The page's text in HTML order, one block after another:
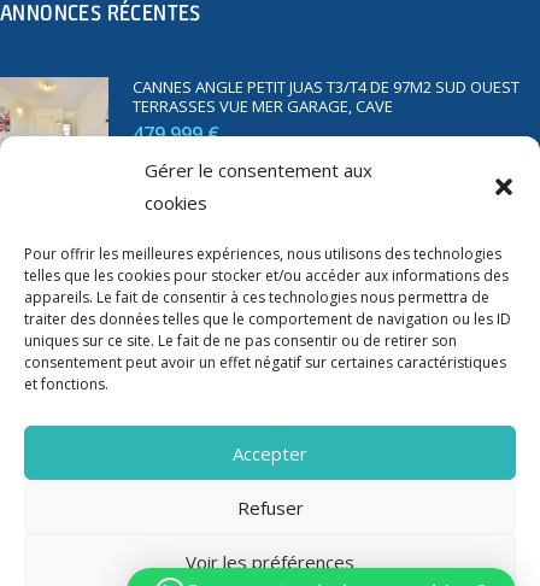
Gérer le consentement aux
cookies
Pour offrir les meilleures expériences, nous utilisons des technologies
telles que les cookies pour stocker et/ou accéder aux informations des
appareils. Le fait de consentir à ces technologies nous permettra de
traiter des données telles que le comportement de navigation ou les ID
uniques sur ce site. Le fait de ne pas consentir ou de retirer son
consentement peut avoir un effet négatif sur certaines caractéristiques
et fonctions.
Accepter
Refuser
Voir les préférences
ANNONCES RÉCENTES
CANNES ANGLE PETIT JUAS T3/T4 DE 97M2 SUD OUEST
TERRASSES VUE MER GARAGE, CAVE
479 999 €
TERRASSE PARKING
350 000 €
2020-2023 Riviera Immo - Tous Droits réservés -Mentions Légales